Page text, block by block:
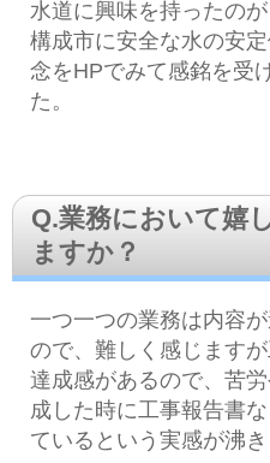
水道に興味を持ったの
構成市に安全な水の安
念をHPでみて感銘を受
た。
Q.業務において嬉
ますか？
一つ一つの業務は内容
ので、難しく感じます
達成感があるので、苦
成した時に工事報告書
ているという実感が沸き